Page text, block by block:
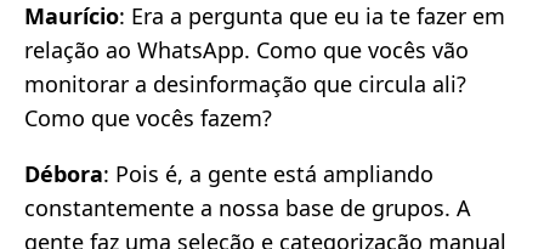
Maurício: Era a pergunta que eu ia te fazer em
relação ao WhatsApp. Como que vocês vão
monitorar a desinformação que circula ali?
Como que vocês fazem?
Débora: Pois é, a gente está ampliando
constantemente a nossa base de grupos. A
gente faz uma seleção e categorização manual